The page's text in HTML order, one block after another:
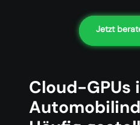
Jetzt
Cloud-GPUs